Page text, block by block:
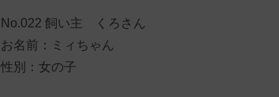
No.022 飼い主 くろさん
お名前：ミィちゃん
性別：女の子